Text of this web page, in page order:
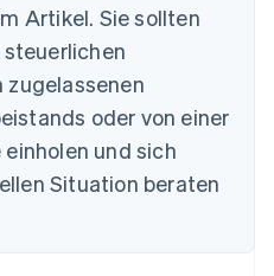
Artikel. Sie sollten
steuerlichen
oder von einer
und sich
Situation beraten